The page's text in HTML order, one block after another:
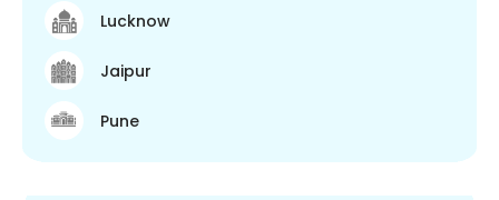
Lucknow
Jaipur
Pune